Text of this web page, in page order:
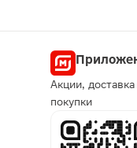
Акции,
покупки